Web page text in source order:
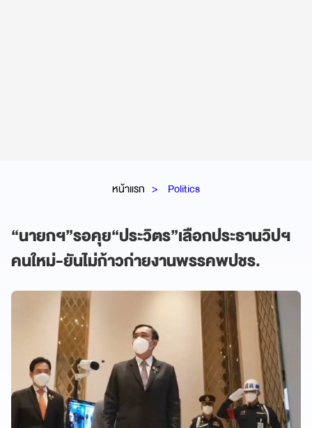
หน้าแรก Politics
“นายกฯ”รอคุย“ประวิตร”เลือกประธานวิปฯ
คนใหม่-ยันไม่ก้าวก่ายงานพรรคพปชร.